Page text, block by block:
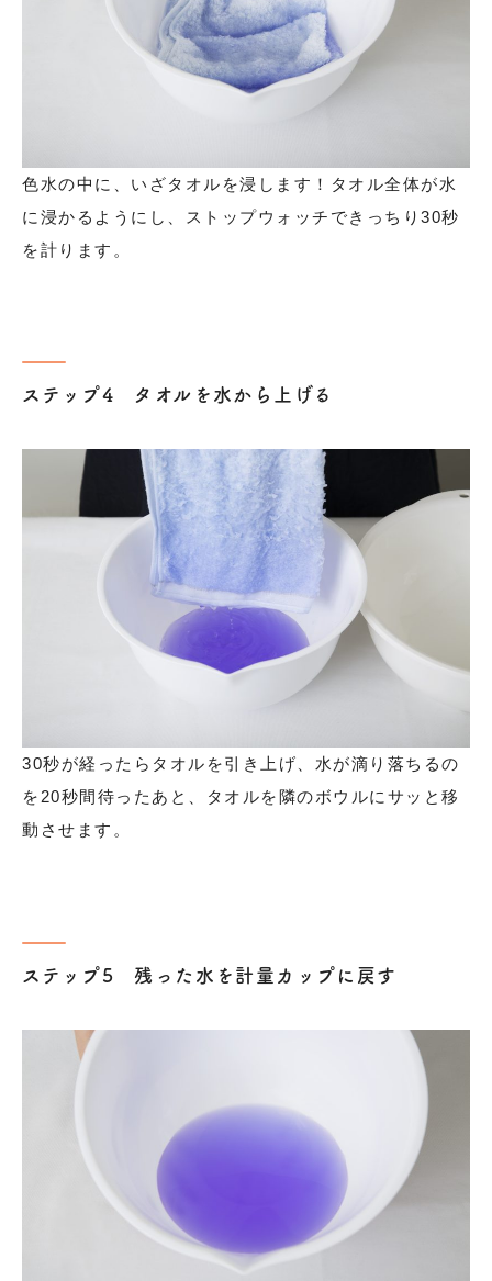
色水の中に、いざタオルを浸します！タオル全体が水
に浸かるようにし、ストップウォッチできっちり30秒
を計ります。
ステップ4 タオルを水から上げる
30秒が経ったらタオルを引き上げ、水が滴り落ちるの
を20秒間待ったあと、タオルを隣のボウルにサッと移
動させます。
ステップ5 残った水を計量カップに戻す